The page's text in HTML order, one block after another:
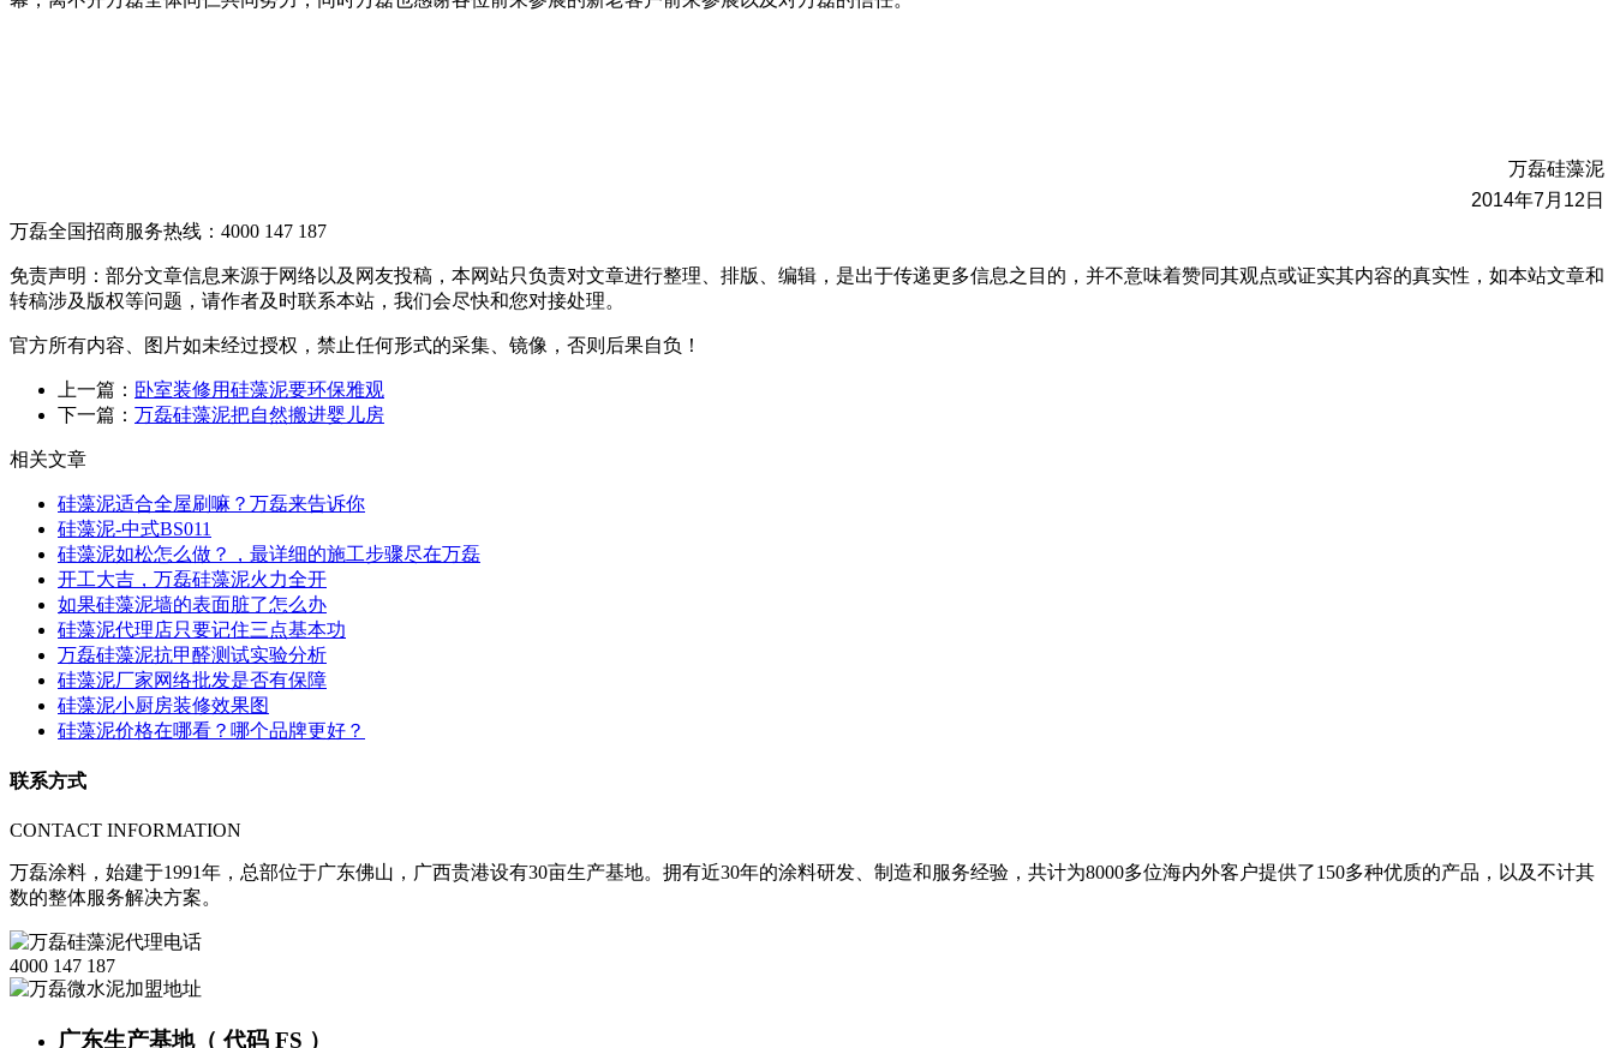
万磊硅藻泥
2014年7月12日
万磊全国招商服务热线： 4000 147 187
免责声明：部分文章信息来源于网络以及网友投稿，本网站只负责对文章进行整理、排版、编辑，是出于传递更多信息之目的，并不意味着赞同其观点或证实其内容的真实性，如本站文章和
转稿涉及版权等问题，请作者及时联系本站，我们会尽快和您对接处理。
官方所有内容、图片如未经过授权，禁止任何形式的采集、镜像，否则后果自负！
上一篇： 卧室装修用硅藻泥要环保雅观
下一篇： 万磊硅藻泥把自然搬进婴儿房
相关文章
硅藻泥适合全屋刷嘛？万磊来告诉你
硅藻泥-中式BS011
硅藻泥如松怎么做？，最详细的施工步骤尽在万磊
开工大吉，万磊硅藻泥火力全开
如果硅藻泥墙的表面脏了怎么办
硅藻泥代理店只要记住三点基本功
万磊硅藻泥抗甲醛测试实验分析
硅藻泥厂家网络批发是否有保障
硅藻泥小厨房装修效果图
硅藻泥价格在哪看？哪个品牌更好？
联系方式
CONTACT INFORMATION
万磊涂料，始建于1991年，总部位于广东佛山，广西贵港设有30亩生产基地。拥有近30年的涂料研发、制造和服务经验，共计为8000多位海内外客户提供了150多种优质的产品，以及不计其
数的整体服务解决方案。
4000 147 187
广东生产基地（ 代码 FS ）